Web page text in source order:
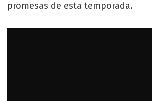
promesas de esta temporada.